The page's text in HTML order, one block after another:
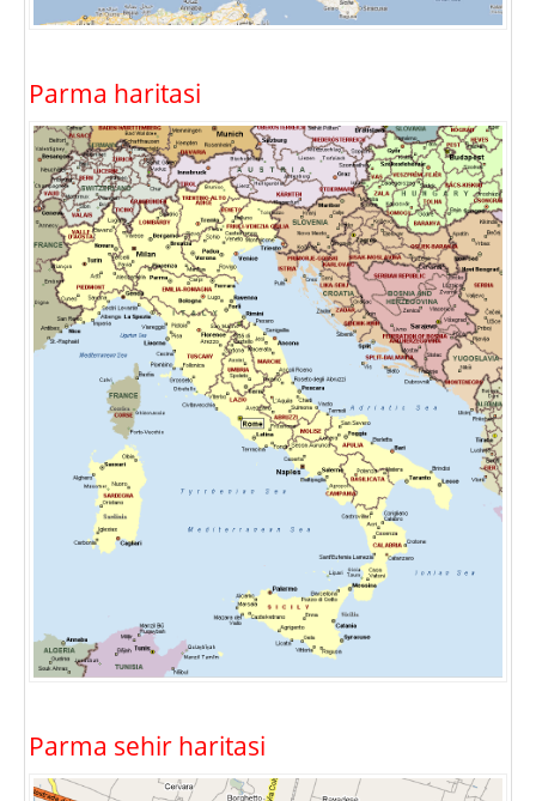
Parma haritasi
Parma sehir haritasi